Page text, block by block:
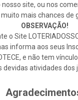
nosso site, ou nos
mais chances de
OBSERVAÇÃO!
o Site
informa aos seus
e não tem
devidas atividades dos